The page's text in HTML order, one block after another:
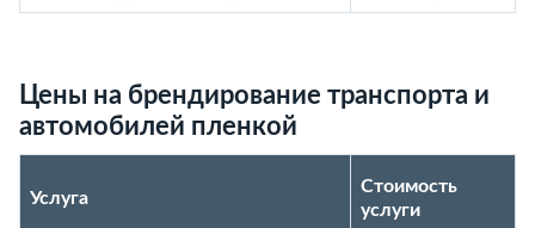
Цены на брендирование транспорта и
автомобилей пленкой
Услуга
Стоимость
услуги